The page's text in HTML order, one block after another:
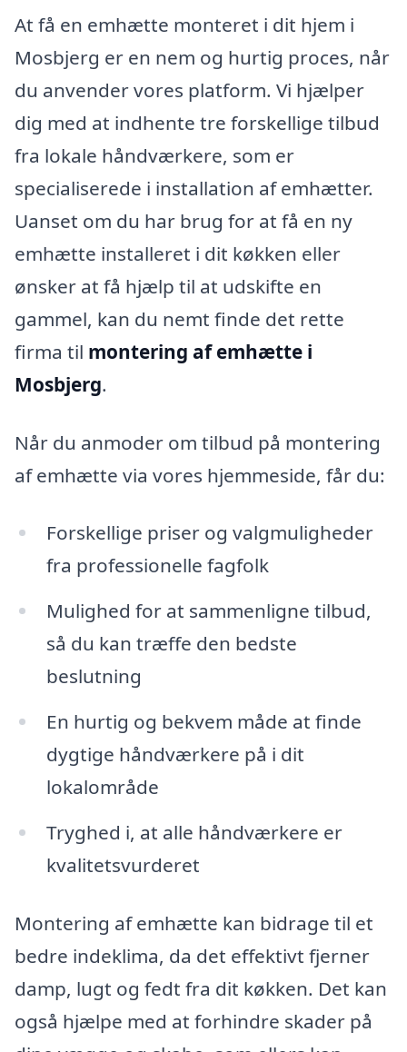
At få en emhætte monteret i dit hjem i
Mosbjerg er en nem og hurtig proces, når
du anvender vores platform. Vi hjælper
dig med at indhente tre forskellige tilbud
fra lokale håndværkere, som er
specialiserede i installation af emhætter.
Uanset om du har brug for at få en ny
emhætte installeret i dit køkken eller
ønsker at få hjælp til at udskifte en
gammel, kan du nemt finde det rette
firma til montering af emhætte i
Mosbjerg.
Når du anmoder om tilbud på montering
af emhætte via vores hjemmeside, får du:
Forskellige priser og valgmuligheder
fra professionelle fagfolk
Mulighed for at sammenligne tilbud,
så du kan træffe den bedste
beslutning
En hurtig og bekvem måde at finde
dygtige håndværkere på i dit
lokalområde
Tryghed i, at alle håndværkere er
kvalitetsvurderet
Montering af emhætte kan bidrage til et
bedre indeklima, da det effektivt fjerner
damp, lugt og fedt fra dit køkken. Det kan
også hjælpe med at forhindre skader på